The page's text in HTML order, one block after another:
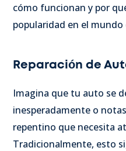
cómo funcionan y por
popularidad en el
Reparación de
Imagina que tu auto se
inesperadamente o
repentino que necesita
Tradicionalmente, esto